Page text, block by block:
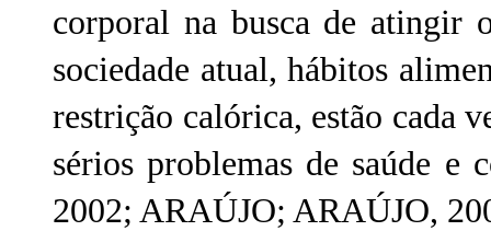
corporal na busca de atingir
sociedade atual, hábitos
restrição calórica, estão cada
sérios problemas de saúde
2002; ARAÚJO; ARAÚJO,